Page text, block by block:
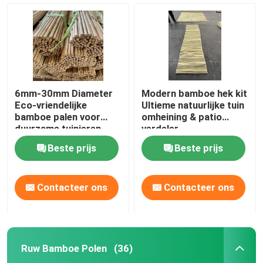
Huis
6mm-30mm Diameter
Eco-vriendelijke
bamboe palen voor
duurzame tuinieren
Beste prijs
Contacteer ons
Modern bamboe hek kit
Ultieme natuurlijke tuin
omheining & patio
verdeler
Beste prijs
Contacteer ons
Ruw Bamboe Polen (36)